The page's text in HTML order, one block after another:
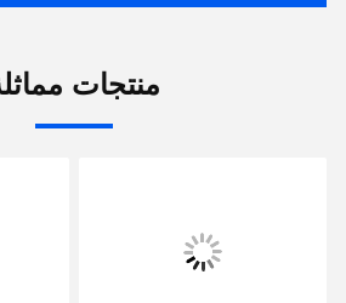
منتجات